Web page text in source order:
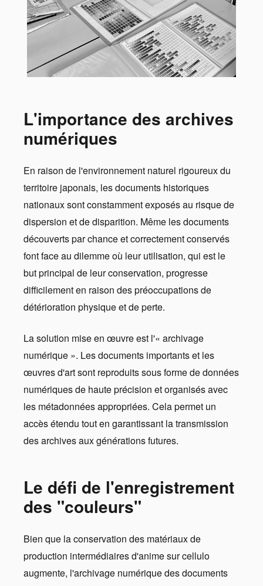
L'importance des archives
numériques
En raison de l'environnement naturel rigoureux du
territoire japonais, les documents historiques
nationaux sont constamment exposés au risque de
dispersion et de disparition. Même les documents
découverts par chance et correctement conservés
font face au dilemme où leur utilisation, qui est le
but principal de leur conservation, progresse
difficilement en raison des préoccupations de
détérioration physique et de perte.
La solution mise en œuvre est l'« archivage
numérique ». Les documents importants et les
œuvres d'art sont reproduits sous forme de données
numériques de haute précision et organisés avec
les métadonnées appropriées. Cela permet un
accès étendu tout en garantissant la transmission
des archives aux générations futures.
Le défi de l'enregistrement
des "couleurs"
Bien que la conservation des matériaux de
production intermédiaires d'anime sur cellulo
augmente, l'archivage numérique des documents